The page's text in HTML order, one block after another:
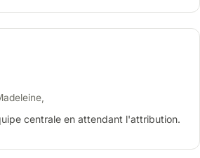
centrale en attendant l'attribution.